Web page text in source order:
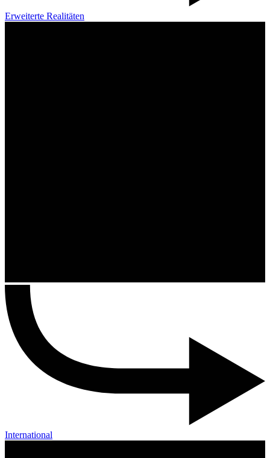
Erweiterte Realitäten
International